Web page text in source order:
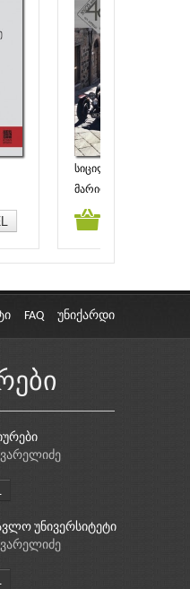
სიცილიელი
მარიო პიუზო
კალათაში
FAQ უნიქარდი
უნივერსიტეტი